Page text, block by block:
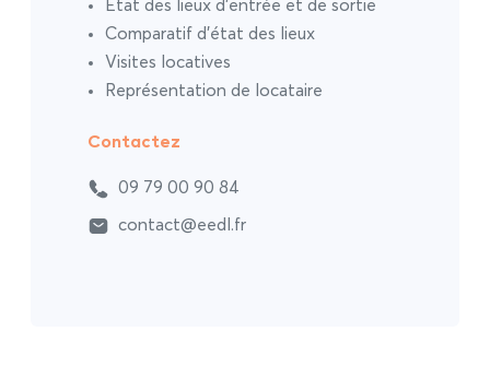
Etat des lieux d’entrée et de sortie
Comparatif d’état des lieux
Visites locatives
Représentation de locataire
Contactez
09 79 00 90 84
contact@eedl.fr